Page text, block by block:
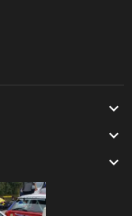


